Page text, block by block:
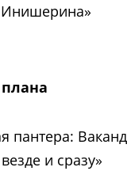
пантера:
и сразу»